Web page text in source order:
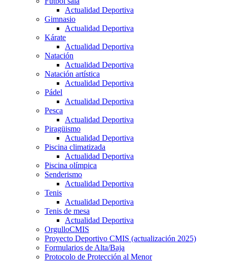
Actualidad Deportiva
Gimnasio
Actualidad Deportiva
Kárate
Actualidad Deportiva
Natación
Actualidad Deportiva
Natación artística
Actualidad Deportiva
Pádel
Actualidad Deportiva
Pesca
Actualidad Deportiva
Piragüismo
Actualidad Deportiva
Piscina climatizada
Actualidad Deportiva
Piscina olímpica
Senderismo
Actualidad Deportiva
Tenis
Actualidad Deportiva
Tenis de mesa
Actualidad Deportiva
OrgulloCMIS
Proyecto Deportivo CMIS (actualización 2025)
Formularios de Alta/Baja
Protocolo de Protección al Menor